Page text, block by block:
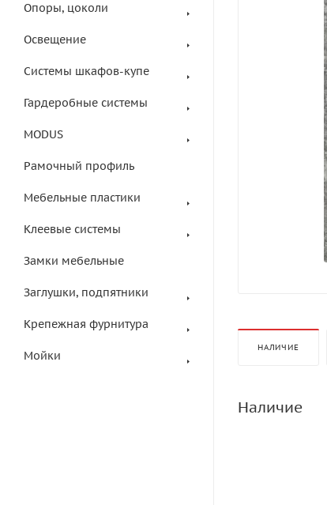
Опоры, цоколи
Освещение
Системы шкафов-купе
Гардеробные системы
MODUS
Рамочный профиль
Мебельные пластики
Клеевые системы
Замки мебельные
Заглушки, подпятники
Крепежная фурнитура
Мойки
НАЛИЧИЕ
Наличие